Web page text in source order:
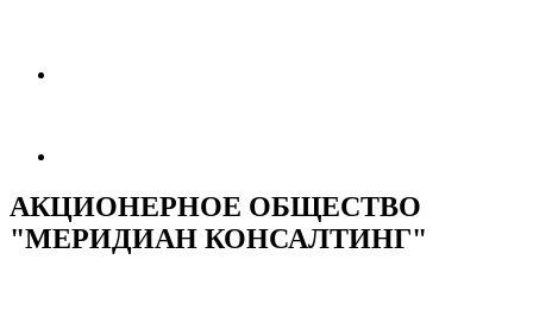
АКЦИОНЕРНОЕ ОБЩЕСТВО
"МЕРИДИАН КОНСАЛТИНГ"